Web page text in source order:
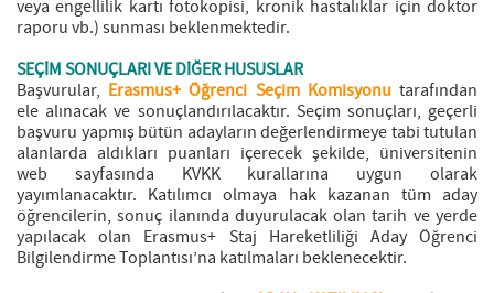
veya engellilik kartı fotokopisi, kronik hastalıklar için doktor
raporu vb.) sunması beklenmektedir.
SEÇİM SONUÇLARI VE DİĞER HUSUSLAR
Başvurular, Erasmus+ Öğrenci Seçim Komisyonutarafından
ele alınacak ve sonuçlandırılacaktır. Seçim sonuçları, geçerli
başvuru yapmış bütün adayların değerlendirmeye tabi tutulan
alanlarda aldıkları puanları içerecek şekilde, üniversitenin
web sayfasında KVKK kurallarına uygun olarak
yayımlanacaktır. Katılımcı olmaya hak kazanan tüm aday
öğrencilerin, sonuç ilanında duyurulacak olan tarih ve yerde
yapılacak olan Erasmus+ Staj Hareketliliği Aday Öğrenci
Bilgilendirme Toplantısı’na katılmaları beklenecektir.